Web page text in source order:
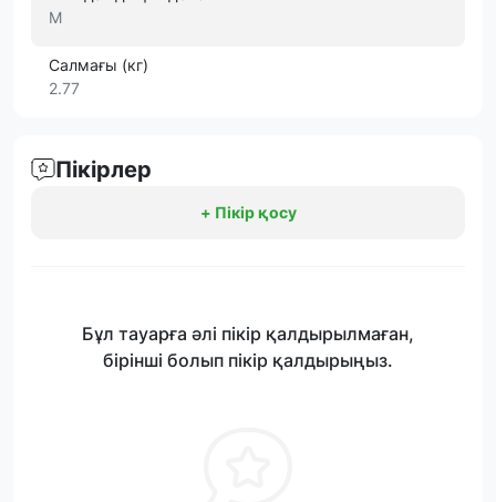
M
Салмағы (кг)
2.77
Пікірлер
+ Пікір қосу
Бұл тауарға әлі пікір қалдырылмаған,
бірінші болып пікір қалдырыңыз.